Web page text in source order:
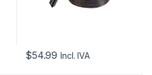
$54.99 Incl. IVA